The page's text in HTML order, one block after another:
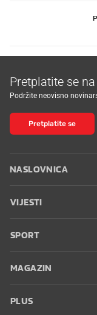
Pretplatite se na
Podržite neovisno
Pretplatite se
NASLOVNICA
VIJESTI
SPORT
MAGAZIN
PLUS